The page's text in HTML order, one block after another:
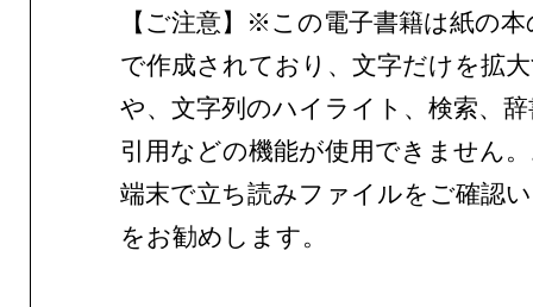
【ご注意】※この電子書籍は紙の
で作成されており、文字だけを拡
や、文字列のハイライト、検索、
引用などの機能が使用できません
端末で立ち読みファイルをご確認
をお勧めします。